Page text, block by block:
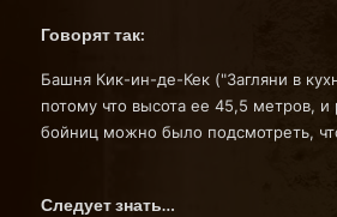
Говорят так:
Башня Кик-ин-де-Кек ("Загляни в
потому что высота ее 45,5 метров, и
бойниц можно было подсмотреть,
Следует знать…